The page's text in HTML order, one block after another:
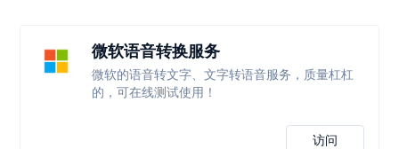
微软语音转换服务
微软的语音转文字、文字转语音服务，质量杠杠
的，可在线测试使用！
访问